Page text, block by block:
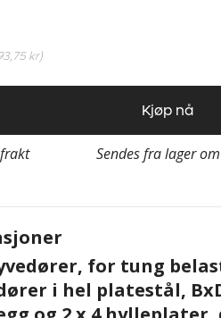
kr)
Kjøp nå
Sendes fra lager
for tung
i hel platestål,